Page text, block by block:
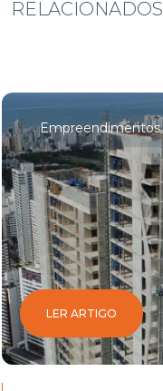
RELACIONADOS
Empreendimentos
LER ARTIGO